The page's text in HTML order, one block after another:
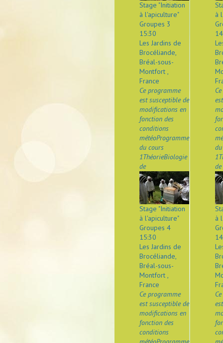
Stage "Initiation
à l'apiculture"
Groupes 3
15:30
Les Jardins de
Brocéliande,
Bréal-sous-
Montfort ,
France
Ce programme
est susceptible de
modifications en
fonction des
conditions
météoProgramme
du cours
1ThéorieBiologie
de
Stage "Initiation
à l'apiculture"
Groupes 4
15:30
Les Jardins de
Brocéliande,
Bréal-sous-
Montfort ,
France
Ce programme
est susceptible de
modifications en
fonction des
conditions
à
de
à